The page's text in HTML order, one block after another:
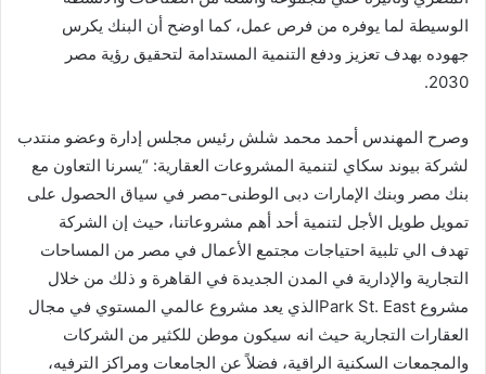
الوسيطة لما يوفره من فرص عمل، كما اوضح أن البنك يكرس
جهوده بهدف تعزيز ودفع التنمية المستدامة لتحقيق رؤية مصر
2030.
وصرح المهندس أحمد محمد شلش رئيس مجلس إدارة وعضو منتدب
لشركة بيوند سكاي لتنمية المشروعات العقارية: “يسرنا التعاون مع
بنك مصر وبنك الإمارات دبى الوطنى-مصر في سياق الحصول على
تمويل طويل الأجل لتنمية أحد أهم مشروعاتنا، حيث إن الشركة
تهدف الي تلبية احتياجات مجتمع الأعمال في مصر من المساحات
التجارية والإدارية في المدن الجديدة في القاهرة و ذلك من خلال
مشروع Park St. Eastالذي يعد مشروع عالمي المستوي في مجال
العقارات التجارية حيث انه سيكون موطن للكثير من الشركات
والمجمعات السكنية الراقية، فضلاً عن الجامعات ومراكز الترفيه،